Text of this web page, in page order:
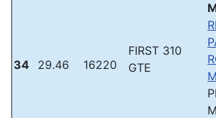
34 29.46 16220
FIRST 310
GTE